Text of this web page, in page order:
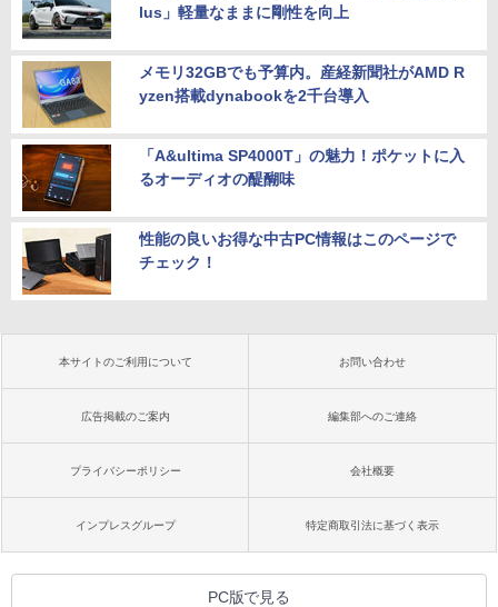
lus」軽量なままに剛性を向上
メモリ32GBでも予算内。産経新聞社がAMD R
yzen搭載dynabookを2千台導入
「A&ultima SP4000T」の魅力！ポケットに入
るオーディオの醍醐味
性能の良いお得な中古PC情報はこのページで
チェック！
本サイトのご利用について お問い合わせ
広告掲載のご案内 編集部へのご連絡
プライバシーポリシー 会社概要
インプレスグループ 特定商取引法に基づく表示
PC版で見る